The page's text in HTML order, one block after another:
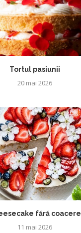
Tortul pasiunii
20 mai 2026
fără coacere
11 mai 2026